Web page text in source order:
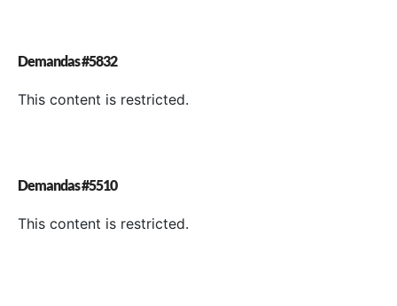
Demandas #5832
This content is restricted.
Demandas #5510
This content is restricted.